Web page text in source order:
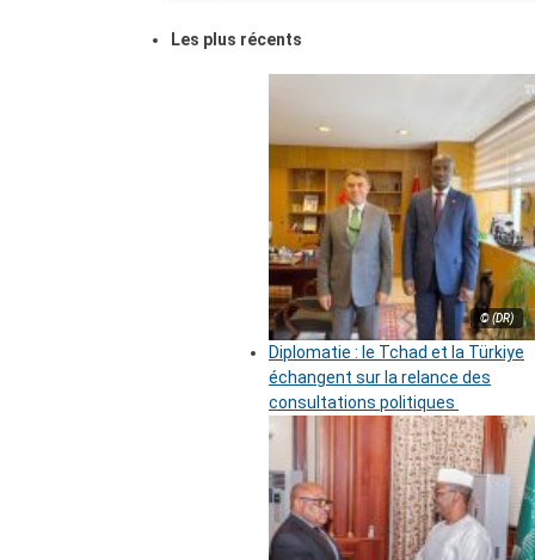
Les plus récents
© (DR)
Diplomatie : le Tchad et la Türkiye
échangent sur la relance des
consultations politiques